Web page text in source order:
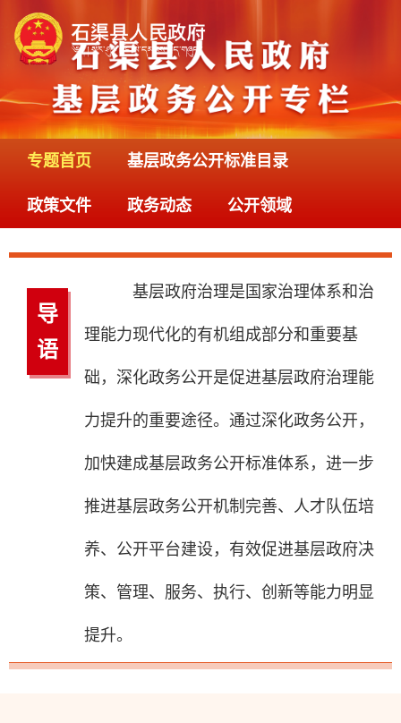
专题首页 基层政务公开标准目录
政策文件 政务动态 公开领域
导
语
基层政府治理是国家治理体系和治
理能力现代化的有机组成部分和重要基
础，深化政务公开是促进基层政府治理能
力提升的重要途径。通过深化政务公开，
加快建成基层政务公开标准体系，进一步
推进基层政务公开机制完善、人才队伍培
养、公开平台建设，有效促进基层政府决
策、管理、服务、执行、创新等能力明显
提升。